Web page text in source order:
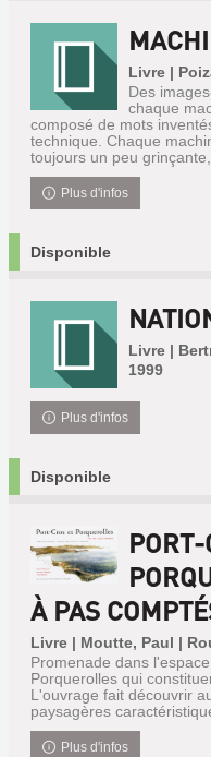
Livre |
Des
chaque
composé de mots
technique. Chaque
toujours un peu
Plus d'infos
Disponible
Livre |
1999
Plus d'infos
Disponible
PORT-
À PAS
Livre | Moutte, Paul |
Promenade dans
Porquerolles qui
L'ouvrage fait découvrir
paysagères
Plus d'infos